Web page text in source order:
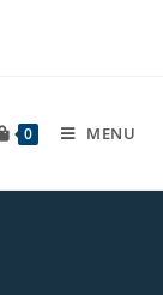
0 MENU